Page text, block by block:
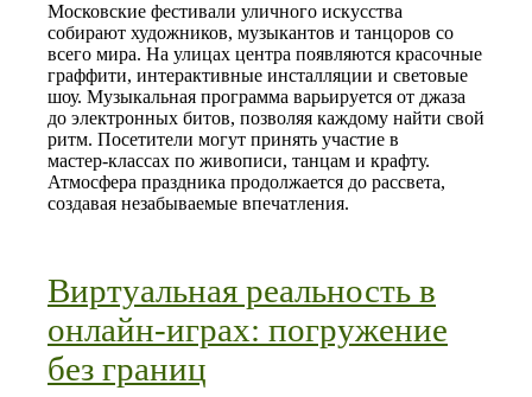
Московские фестивали уличного искусства
собирают художников, музыкантов и танцоров со
всего мира. На улицах центра появляются красочные
граффити, интерактивные инсталляции и световые
шоу. Музыкальная программа варьируется от джаза
до электронных битов, позволяя каждому найти свой
ритм. Посетители могут принять участие в
мастер‑классах по живописи, танцам и крафту.
Атмосфера праздника продолжается до рассвета,
создавая незабываемые впечатления.
Виртуальная реальность в
онлайн-играх: погружение
без границ